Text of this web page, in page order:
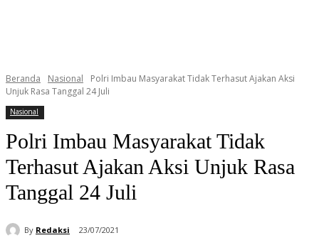
Beranda Nasional
Polri Imbau Masyarakat Tidak Terhasut Ajakan Aksi
Unjuk Rasa Tanggal 24 Juli
Nasional
Polri Imbau Masyarakat Tidak
Terhasut Ajakan Aksi Unjuk Rasa
Tanggal 24 Juli
By Redaksi 23/07/2021